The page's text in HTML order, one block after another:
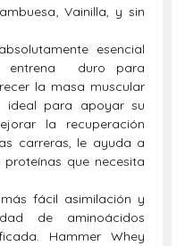
Vainilla, y sin
esencial
entrena duro para
la masa muscular
ideal para apoyar su
la recuperación
carreras, le ayuda a
que necesita
fácil asimilación y
de aminoácidos
Hammer Whey